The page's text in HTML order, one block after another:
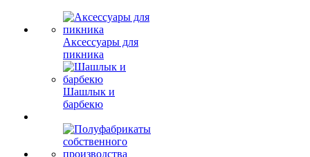
Аксессуары для
пикника
Шашлык и
барбекю